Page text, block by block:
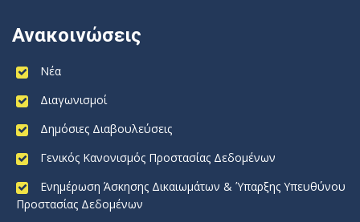
Ανακοινώσεις
Νέα
Διαγωνισμοί
Δημόσιες Διαβουλεύσεις
Γενικός Κανονισμός Προστασίας Δεδομένων
Ενημέρωση Άσκησης Δικαιωμάτων & Ύπαρξης Υπευθύνου
Προστασίας Δεδομένων